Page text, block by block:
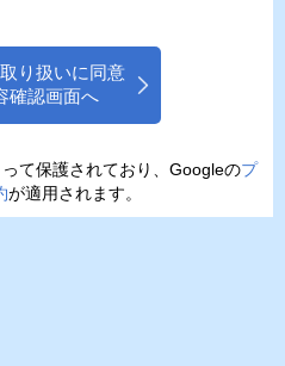
り扱いに同意
確認画面へ
て保護されており、Googleのプ
が適用されます。